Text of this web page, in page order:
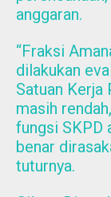
anggaran.
“Fraksi
dilakukan
Satuan Kerja
masih
fungsi SKPD
benar
tuturnya.